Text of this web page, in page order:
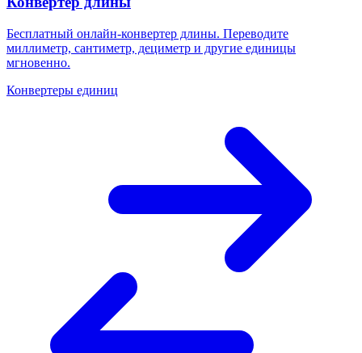
Бесплатный онлайн-конвертер длины. Переводите
миллиметр, сантиметр, дециметр и другие единицы
мгновенно.
Конвертеры единиц